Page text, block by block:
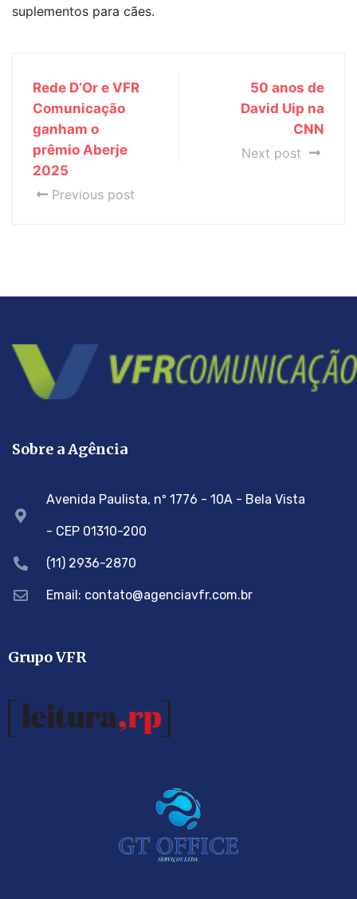
suplementos para cães.
Rede D’Or e VFR
Comunicação
ganham o
prêmio Aberje
2025
Previous post
50 anos de
David Uip na
CNN
Next post
Sobre a Agência
Avenida Paulista, nº 1776 - 10A - Bela Vista
- CEP 01310-200
(11) 2936-2870
Email: contato@agenciavfr.com.br
Grupo VFR